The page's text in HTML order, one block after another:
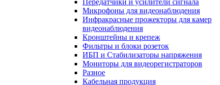
Передатчики и усилители сигнала
Микрофоны для видеонаблюдения
Инфракрасные прожекторы для камер
видеонаблюдения
Кронштейны и крепеж
Фильтры и блоки розеток
ИБП и Стабилизаторы напряжения
Мониторы для видеорегистраторов
Разное
Кабельная продукция